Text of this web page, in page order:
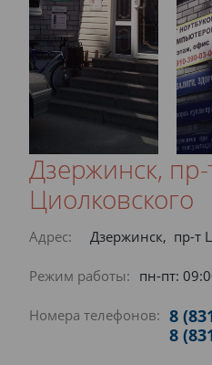
Дзержинск, пр-
Циолковского
Адрес: Дзержинск, пр-т
Режим работы: пн-пт:
Номера телефонов: 8
8